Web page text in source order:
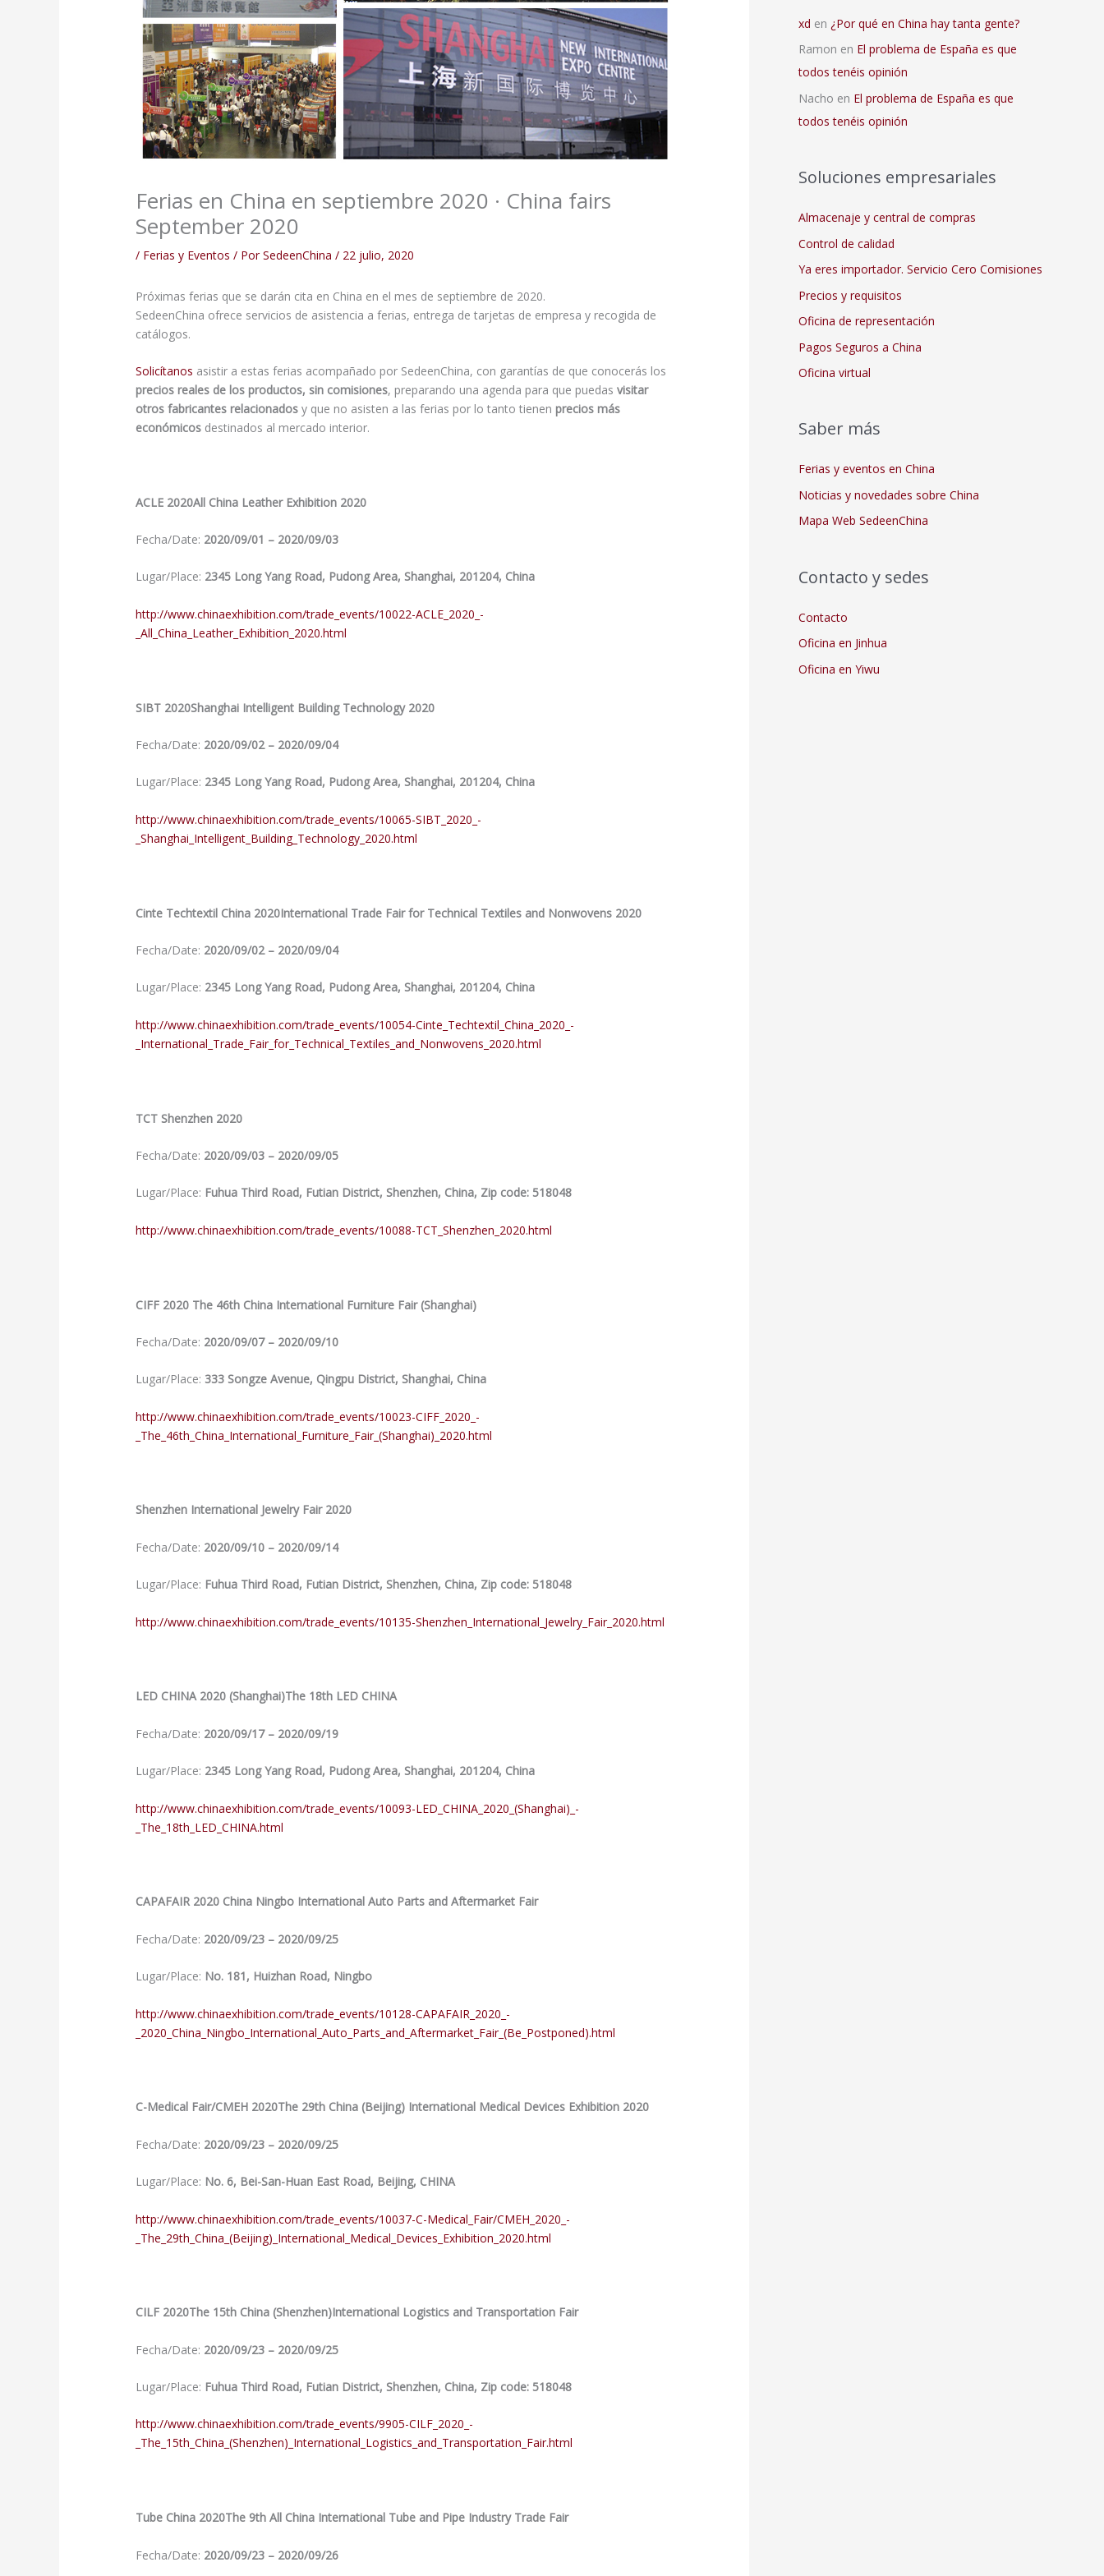
Ferias en China en septiembre 2020 · China fairs
September 2020
/ Ferias y Eventos / PorSedeenChina/ 22 julio, 2020
Próximas ferias que se darán cita en China en el mes de septiembre de 2020.
SedeenChina ofrece servicios de asistencia a ferias, entrega de tarjetas de empresa y recogida de
catálogos.
Solicítanos asistir a estas ferias acompañado por SedeenChina, con garantías de que conocerás los
precios reales de los productos, sin comisiones, preparando una agenda para que puedasvisitar
otros fabricantes relacionados y que no asisten a las ferias por lo tanto tienen precios más
económicos destinados al mercado interior.
ACLE 2020All China Leather Exhibition 2020
Fecha/Date: 2020/09/01 – 2020/09/03
Lugar/Place: 2345 Long Yang Road, Pudong Area, Shanghai, 201204, China
http://www.chinaexhibition.com/trade_events/10022-ACLE_2020_-
_All_China_Leather_Exhibition_2020.html
SIBT 2020Shanghai Intelligent Building Technology 2020
Fecha/Date: 2020/09/02 – 2020/09/04
Lugar/Place: 2345 Long Yang Road, Pudong Area, Shanghai, 201204, China
http://www.chinaexhibition.com/trade_events/10065-SIBT_2020_-
_Shanghai_Intelligent_Building_Technology_2020.html
Cinte Techtextil China 2020International Trade Fair for Technical Textiles and Nonwovens 2020
Fecha/Date: 2020/09/02 – 2020/09/04
Lugar/Place: 2345 Long Yang Road, Pudong Area, Shanghai, 201204, China
http://www.chinaexhibition.com/trade_events/10054-Cinte_Techtextil_China_2020_-
_International_Trade_Fair_for_Technical_Textiles_and_Nonwovens_2020.html
TCT Shenzhen 2020
Fecha/Date: 2020/09/03 – 2020/09/05
Lugar/Place: Fuhua Third Road, Futian District, Shenzhen, China, Zip code: 518048
http://www.chinaexhibition.com/trade_events/10088-TCT_Shenzhen_2020.html
CIFF 2020 The 46th China International Furniture Fair (Shanghai)
Fecha/Date: 2020/09/07 – 2020/09/10
Lugar/Place: 333 Songze Avenue, Qingpu District, Shanghai, China
http://www.chinaexhibition.com/trade_events/10023-CIFF_2020_-
_The_46th_China_International_Furniture_Fair_(Shanghai)_2020.html
Shenzhen International Jewelry Fair 2020
Fecha/Date: 2020/09/10 – 2020/09/14
Lugar/Place: Fuhua Third Road, Futian District, Shenzhen, China, Zip code: 518048
http://www.chinaexhibition.com/trade_events/10135-Shenzhen_International_Jewelry_Fair_2020.html
LED CHINA 2020 (Shanghai)The 18th LED CHINA
Fecha/Date: 2020/09/17 – 2020/09/19
Lugar/Place: 2345 Long Yang Road, Pudong Area, Shanghai, 201204, China
http://www.chinaexhibition.com/trade_events/10093-LED_CHINA_2020_(Shanghai)_-
_The_18th_LED_CHINA.html
CAPAFAIR 2020 China Ningbo International Auto Parts and Aftermarket Fair
Fecha/Date: 2020/09/23 – 2020/09/25
Lugar/Place: No. 181, Huizhan Road, Ningbo
http://www.chinaexhibition.com/trade_events/10128-CAPAFAIR_2020_-
_2020_China_Ningbo_International_Auto_Parts_and_Aftermarket_Fair_(Be_Postponed).html
C-Medical Fair/CMEH 2020The 29th China (Beijing) International Medical Devices Exhibition 2020
Fecha/Date: 2020/09/23 – 2020/09/25
Lugar/Place: No. 6, Bei-San-Huan East Road, Beijing, CHINA
http://www.chinaexhibition.com/trade_events/10037-C-Medical_Fair/CMEH_2020_-
_The_29th_China_(Beijing)_International_Medical_Devices_Exhibition_2020.html
CILF 2020The 15th China (Shenzhen)International Logistics and Transportation Fair
Fecha/Date: 2020/09/23 – 2020/09/25
Lugar/Place: Fuhua Third Road, Futian District, Shenzhen, China, Zip code: 518048
http://www.chinaexhibition.com/trade_events/9905-CILF_2020_-
_The_15th_China_(Shenzhen)_International_Logistics_and_Transportation_Fair.html
Tube China 2020The 9th All China International Tube and Pipe Industry Trade Fair
Fecha/Date: 2020/09/23 – 2020/09/26
xd en ¿Por qué en China hay tanta gente?
Ramon en El problema de España es que
todos tenéis opinión
Nacho en El problema de España es que
todos tenéis opinión
Soluciones empresariales
Almacenaje y central de compras
Control de calidad
Ya eres importador. Servicio Cero Comisiones
Precios y requisitos
Oficina de representación
Pagos Seguros a China
Oficina virtual
Saber más
Ferias y eventos en China
Noticias y novedades sobre China
Mapa Web SedeenChina
Contacto y sedes
Contacto
Oficina en Jinhua
Oficina en Yiwu